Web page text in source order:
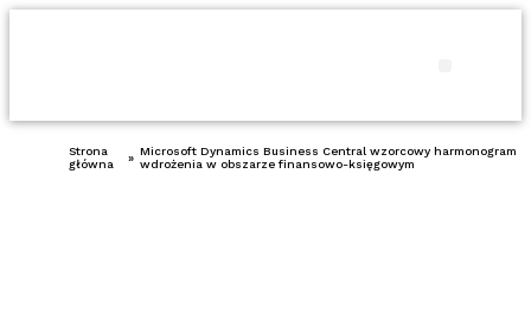
Strona
główna
» Microsoft Dynamics Business Central wzorcowy harmonogram
wdrożenia w obszarze finansowo-księgowym